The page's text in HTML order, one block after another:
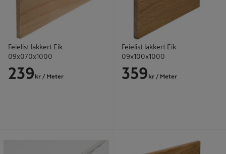
Feielist lakkert Eik
09x070x1000
239 kr / Meter
Feielist lakkert Eik
09x100x1000
359 kr / Meter